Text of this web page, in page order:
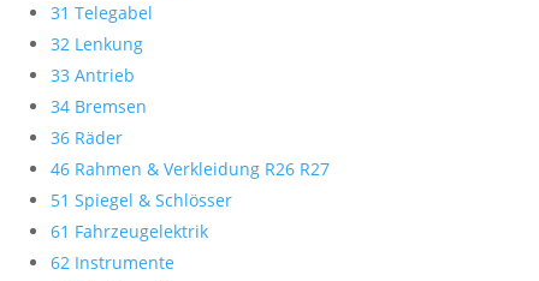
31 Telegabel
32 Lenkung
33 Antrieb
34 Bremsen
36 Räder
46 Rahmen & Verkleidung R26 R27
51 Spiegel & Schlösser
61 Fahrzeugelektrik
62 Instrumente